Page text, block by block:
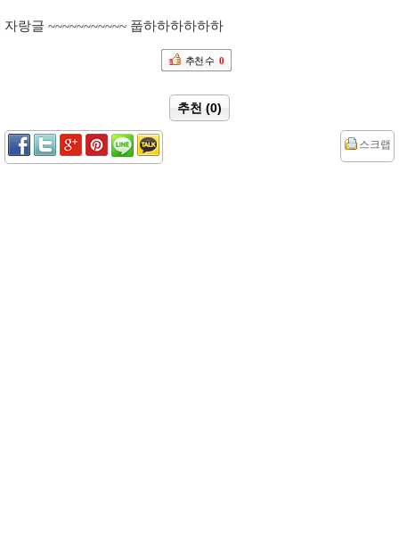
자랑글 ~~~~~~~~~~~ 풉하하하하하하
추천 수 0
추천 (0)
스크랩